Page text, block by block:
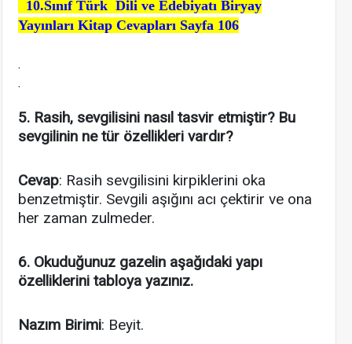
10.Sınıf Türk Dili ve Edebiyatı Biryay
Yayınları Kitap Cevapları Sayfa 106
.
.
5. Rasih, sevgilisini nasıl tasvir etmiştir? Bu
sevgilinin ne tür özellikleri vardır?
Cevap: Rasih sevgilisini kirpiklerini oka
benzetmiştir. Sevgili aşığını acı çektirir ve ona
her zaman zulmeder.
6. Okuduğunuz gazelin aşağıdaki yapı
özelliklerini tabloya yazınız.
Nazım Birimi: Beyit.